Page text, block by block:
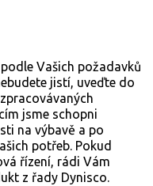
Vašich požadavků
jistí, uveďte do
jsme schopni
na výbavě a po
potřeb. Pokud
řízení, rádi Vám
z řady Dynisco.